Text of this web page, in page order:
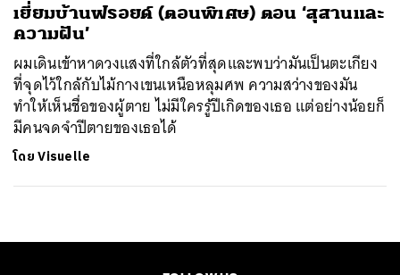
​เยี่ยมบ้านฟรอยด์ (ตอนพิเศษ) ตอน ‘สุสานและ
ความฝัน’
ผมเดินเข้าหาดวงแสงที่ใกล้ตัวที่สุดและพบว่ามันเป็นตะเกียง
ที่จุดไว้ใกล้กับไม้กางเขนเหนือหลุมศพ ความสว่างของมัน
ทำให้เห็นชื่อของผู้ตาย ไม่มีใครรู้ปีเกิดของเธอ แต่อย่างน้อยก็
มีคนจดจำปีตายของเธอได้
โดยVisuelle